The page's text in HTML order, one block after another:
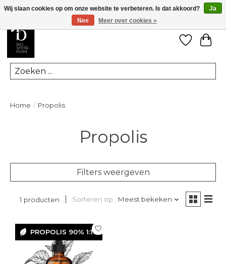
Zoeken
Home / Propolis
Propolis
Filters weergeven
1 producten Sorteren op Meest bekeken
PROPOLIS 90% 1:10
PROPOLIS
Wij slaan cookies op om onze website te verbeteren. Is dat akkoord?
Ja
Nee
Meer over cookies »